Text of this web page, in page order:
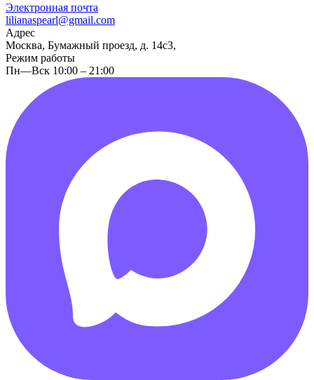
Электронная почта
lilianaspearl@gmail.com
Адрес
Москва, Бумажный проезд, д. 14с3,
Режим работы
Пн—Вск 10:00 – 21:00